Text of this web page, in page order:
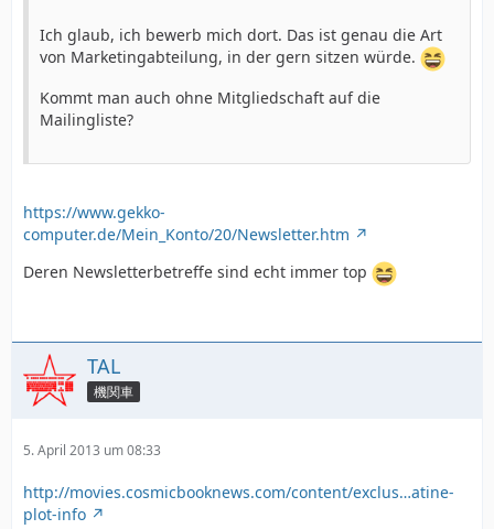
Ich glaub, ich bewerb mich dort. Das ist genau die Art
von Marketingabteilung, in der gern sitzen würde.
Kommt man auch ohne Mitgliedschaft auf die
Mailingliste?
https://www.gekko-
computer.de/Mein_Konto/20/Newsletter.htm
Deren Newsletterbetreffe sind echt immer top
TAL
機関車
5. April 2013 um 08:33
http://movies.cosmicbooknews.com/content/exclus…atine-
plot-info